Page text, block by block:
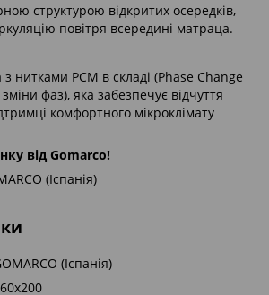
структурою відкритих осередків,
повітря всередині матраца.
нитками PCM в складі (Phase Change
фаз), яка забезпечує відчуття
комфортного мікроклімату
від Gomarco!
(Іспанія)
(Іспанія)